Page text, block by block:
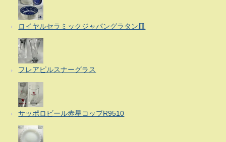
ロイヤルセラミックジャパングラタン皿
フレアピルスナーグラス
サッポロビール赤星コップR9510